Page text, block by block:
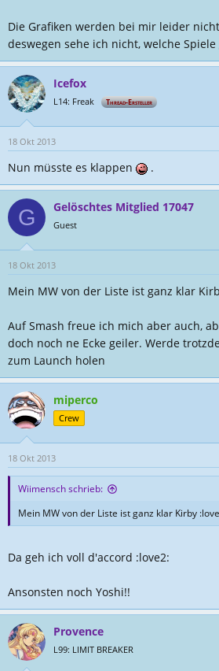
Die Grafiken werden bei mir leider
deswegen sehe ich nicht, welche
Icefox
L14: Freak Thread-Ersteller
18 Okt 2013
Nun müsste es klappen .
G Gelöschtes Mitglied 17047
Guest
18 Okt 2013
Mein MW von der Liste ist ganz klar
Auf Smash freue ich mich aber auch,
doch noch ne Ecke geiler. Werde
zum Launch holen
miperco
Crew
18 Okt 2013
Wiimensch schrieb:
Mein MW von der Liste ist ganz klar Kirby
Da geh ich voll d'accord :love2:
Ansonsten noch Yoshi!!
Provence
L99: LIMIT BREAKER